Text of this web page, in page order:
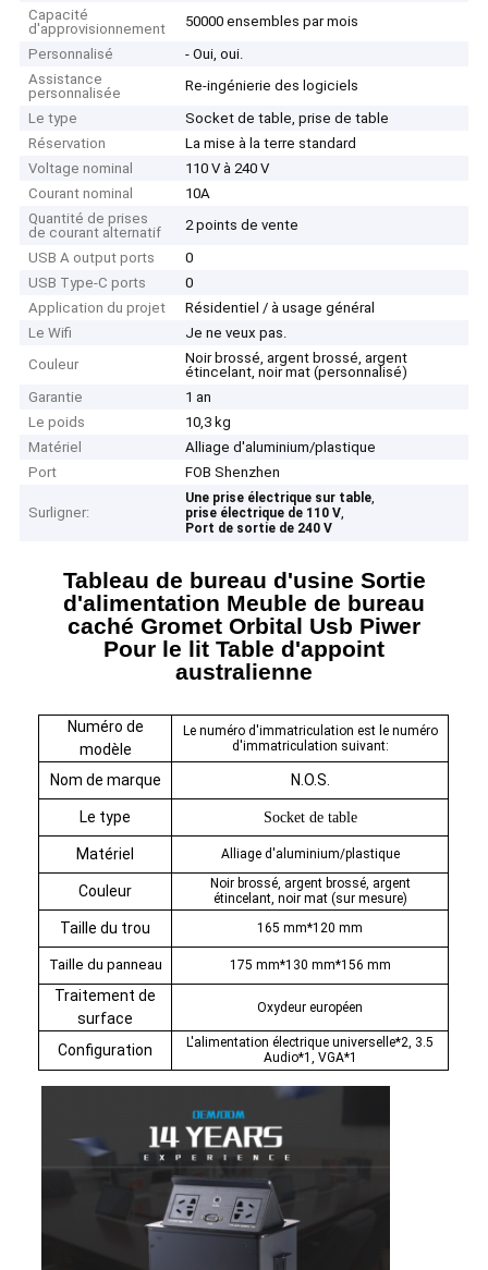
Capacité
d'approvisionnement
50000 ensembles par mois
Personnalisé
- Oui, oui.
Assistance
personnalisée
Re-ingénierie des logiciels
Le type
Socket de table, prise de table
Réservation
La mise à la terre standard
Voltage nominal
110 V à 240 V
Courant nominal
10A
Quantité de prises
de courant alternatif
2 points de vente
USB A output ports
0
USB Type-C ports
0
Application du projet
Résidentiel / à usage général
Le Wifi
Je ne veux pas.
Couleur
Noir brossé, argent brossé, argent
étincelant, noir mat (personnalisé)
Garantie
1 an
Le poids
10,3 kg
Matériel
Alliage d'aluminium/plastique
Port
FOB Shenzhen
Surligner:
Une prise électrique sur table,
prise électrique de 110 V,
Port de sortie de 240 V
Tableau de bureau d'usine Sortie
d'alimentation Meuble de bureau
caché Gromet Orbital Usb Piwer
Pour le lit Table d'appoint
australienne
Numéro de
modèle
Le numéro d'immatriculation est le numéro
d'immatriculation suivant:
Nom de marque N.O.S.
Le type Socket de table
Matériel Alliage d'aluminium/plastique
Couleur
Noir brossé, argent brossé, argent
étincelant, noir mat (sur mesure)
Taille du trou 165 mm*120 mm
Taille du panneau 175 mm*130 mm*156 mm
Traitement de
surface
Oxydeur européen
Configuration
L'alimentation électrique universelle*2, 3.5
Audio*1, VGA*1